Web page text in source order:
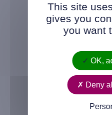
This site
gives you
you want
OK,
Deny